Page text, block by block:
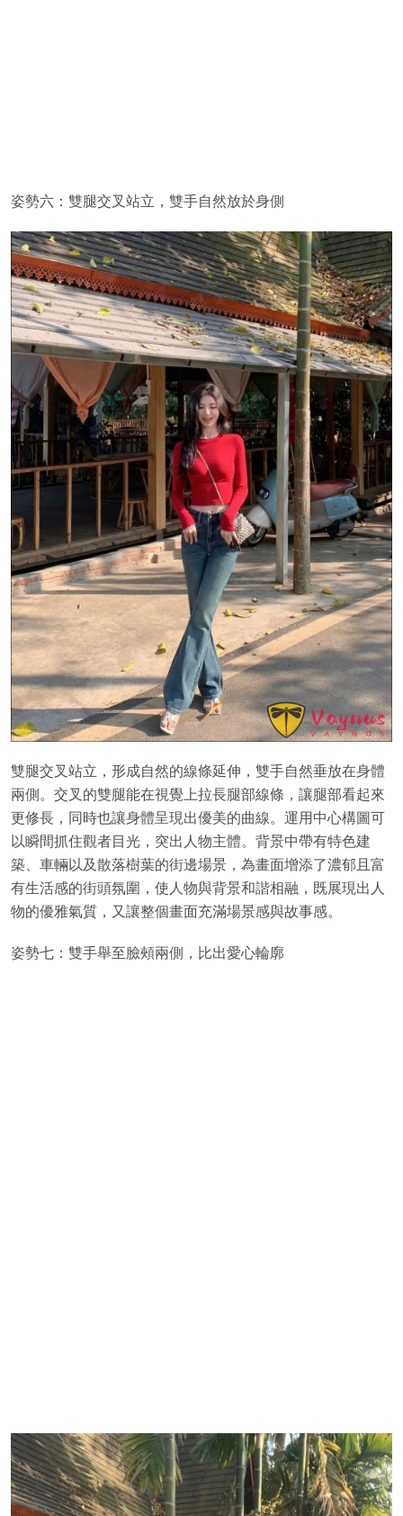
姿勢六：雙腿交叉站立，雙手自然放於身側
雙腿交叉站立，形成自然的線條延伸，雙手自然垂放在身體
兩側。交叉的雙腿能在視覺上拉長腿部線條，讓腿部看起來
更修長，同時也讓身體呈現出優美的曲線。運用中心構圖可
以瞬間抓住觀者目光，突出人物主體。背景中帶有特色建
築、車輛以及散落樹葉的街邊場景，為畫面增添了濃郁且富
有生活感的街頭氛圍，使人物與背景和諧相融，既展現出人
物的優雅氣質，又讓整個畫面充滿場景感與故事感。
姿勢七：雙手舉至臉頰兩側，比出愛心輪廓